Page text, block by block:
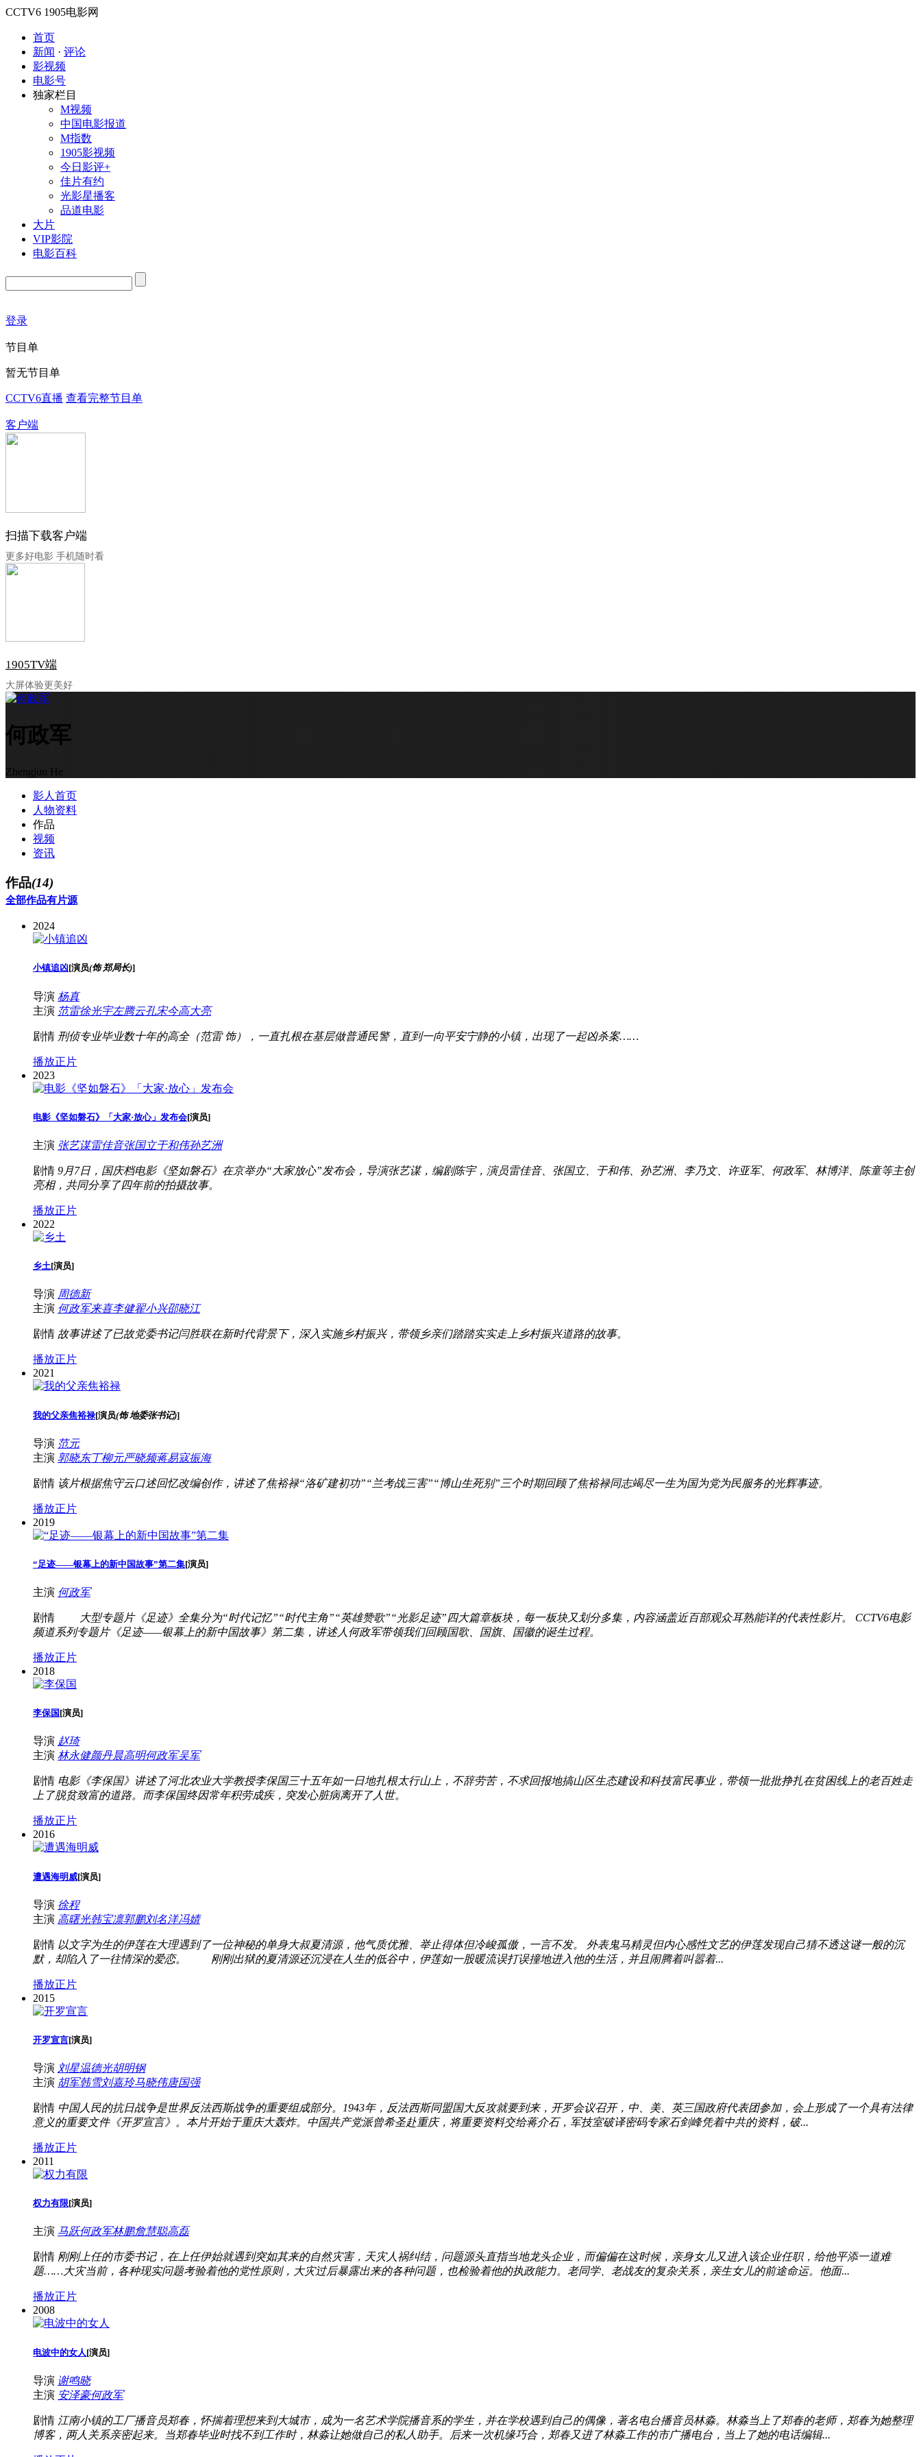
CCTV6 1905电影网
首页
新闻 · 评论
影视频
电影号
独家栏目
M视频
中国电影报道
M指数
1905影视频
今日影评+
佳片有约
光影星播客
品道电影
大片
VIP影院
电影百科
登录
节目单
暂无节目单
CCTV6直播 查看完整节目单
客户端
扫描下载客户端
更多好电影 手机随时看
1905TV端
大屏体验更美好
何政军
Zhengjun He
影人首页
人物资料
作品
视频
资讯
作品(14)
全部作品有片源
2024
小镇追凶[演员(饰 郑局长)]
导演 杨真
主演 范雷徐光宇左腾云孔宋今高大亮
剧情 刑侦专业毕业数十年的高全（范雷 饰），一直扎根在基层做普通民警，直到一向平安宁静的小镇，出现了一起凶杀案……
播放正片
2023
电影《坚如磐石》「大家·放心」发布会[演员]
主演 张艺谋雷佳音张国立于和伟孙艺洲
剧情 9月7日，国庆档电影《坚如磐石》在京举办“大家放心”发布会，导演张艺谋，编剧陈宇，演员雷佳音、张国立、于和伟、孙艺洲、李乃文、许亚军、何政军、林博洋、陈童等主创
亮相，共同分享了四年前的拍摄故事。
播放正片
2022
乡土[演员]
导演 周德新
主演 何政军来喜李健翟小兴邵晓江
剧情 故事讲述了已故党委书记闫胜联在新时代背景下，深入实施乡村振兴，带领乡亲们踏踏实实走上乡村振兴道路的故事。
播放正片
2021
我的父亲焦裕禄[演员(饰 地委张书记)]
导演 范元
主演 郭晓东丁柳元严晓频蒋易寇振海
剧情 该片根据焦守云口述回忆改编创作，讲述了焦裕禄“洛矿建初功”“兰考战三害”“博山生死别”三个时期回顾了焦裕禄同志竭尽一生为国为党为民服务的光辉事迹。
播放正片
2019
“足迹——银幕上的新中国故事”第二集[演员]
主演 何政军
剧情
大型专题片《足迹》全集分为“时代记忆”“时代主角”“英雄赞歌”“光影足迹”四大篇章板块，每一板块又划分多集，内容涵盖近百部观众耳熟能详的代表性影片。 CCTV6电影
频道系列专题片《足迹——银幕上的新中国故事》第二集，讲述人何政军带领我们回顾国歌、国旗、国徽的诞生过程。
播放正片
2018
李保国 [演员]
导演 赵琦
主演 林永健颜丹晨高明何政军吴军
剧情 电影《李保国》讲述了河北农业大学教授李保国三十五年如一日地扎根太行山上，不辞劳苦，不求回报地搞山区生态建设和科技富民事业，带领一批批挣扎在贫困线上的老百姓走
上了脱贫致富的道路。而李保国终因常年积劳成疾，突发心脏病离开了人世。
播放正片
2016
遭遇海明威[演员]
导演 徐程
主演 高曙光韩宝凛郭鹏刘名洋冯婧
剧情 以文字为生的伊莲在大理遇到了一位神秘的单身大叔夏清源，他气质优雅、举止得体但冷峻孤傲，一言不发。 外表鬼马精灵但内心感性文艺的伊莲发现自己猜不透这谜一般的沉
默，却陷入了一往情深的爱恋。 刚刚出狱的夏清源还沉浸在人生的低谷中，伊莲如一股暖流误打误撞地进入他的生活，并且闹腾着叫嚣着...
播放正片
2015
开罗宣言[演员]
导演 刘星温德光胡明钢
主演 胡军韩雪刘嘉玲马晓伟唐国强
剧情 中国人民的抗日战争是世界反法西斯战争的重要组成部分。1943年，反法西斯同盟国大反攻就要到来，开罗会议召开，中、美、英三国政府代表团参加，会上形成了一个具有法律
意义的重要文件《开罗宣言》。本片开始于重庆大轰炸。中国共产党派曾希圣赴重庆，将重要资料交给蒋介石，军技室破译密码专家石剑峰凭着中共的资料，破...
播放正片
2011
权力有限[演员]
主演 马跃何政军林鹏詹慧聪高磊
剧情 刚刚上任的市委书记，在上任伊始就遇到突如其来的自然灾害，天灾人祸纠结，问题源头直指当地龙头企业，而偏偏在这时候，亲身女儿又进入该企业任职，给他平添一道难
题……大灾当前，各种现实问题考验着他的党性原则，大灾过后暴露出来的各种问题，也检验着他的执政能力。老同学、老战友的复杂关系，亲生女儿的前途命运。他面...
播放正片
2008
电波中的女人 [演员]
导演 谢鸣晓
主演 安泽豪何政军
剧情 江南小镇的工厂播音员郑春，怀揣着理想来到大城市，成为一名艺术学院播音系的学生，并在学校遇到自己的偶像，著名电台播音员林淼。林淼当上了郑春的老师，郑春为她整理
博客，两人关系亲密起来。当郑春毕业时找不到工作时，林淼让她做自己的私人助手。后来一次机缘巧合，郑春又进了林淼工作的市广播电台，当上了她的电话编辑...